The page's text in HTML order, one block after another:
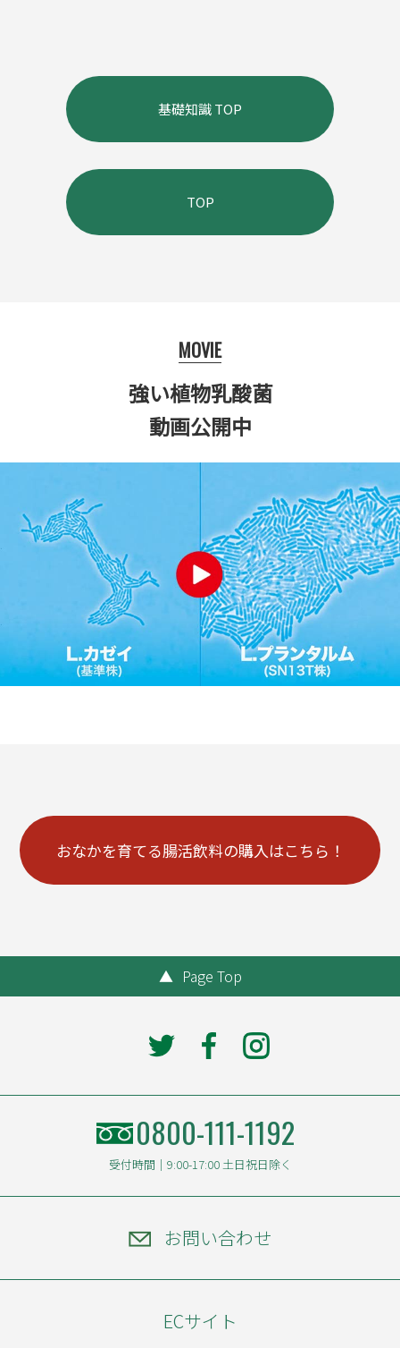
基礎知識 TOP
TOP
MOVIE
強い植物乳酸菌
動画公開中
おなかを育てる腸活飲料の購入はこちら！
▲ Page Top
0800-111-1192
受付時間｜9:00-17:00 土日祝日除く
お問い合わせ
ECサイト